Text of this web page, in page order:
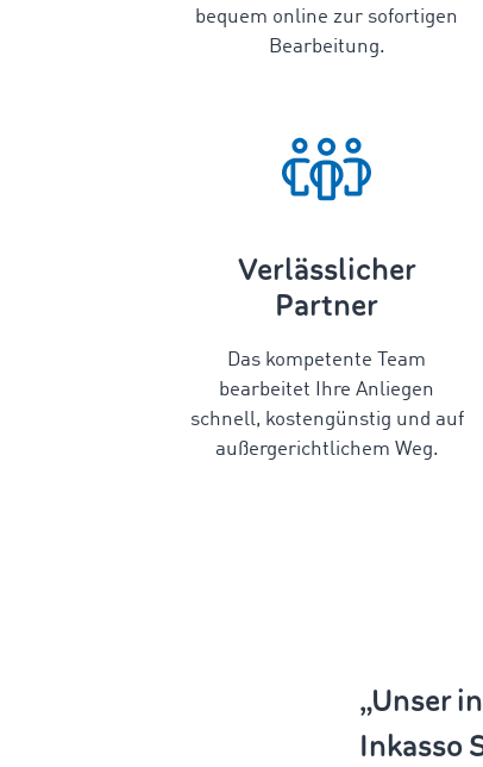
bequem online zur sofortigen
Bearbeitung.
Verlässlicher
Partner
Das kompetente Team
bearbeitet Ihre Anliegen
schnell, kostengünstig und auf
außergerichtlichem Weg.
„Unser
Inkasso